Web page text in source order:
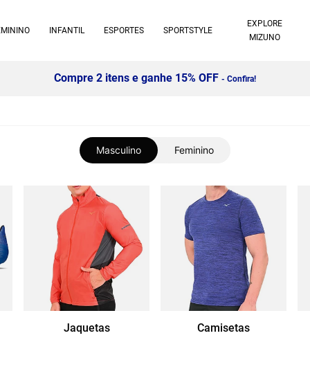
INFANTIL ESPORTES SPORTSTYLE
EXPLORE
MIZUNO
Compre 2 itens e ganhe 15% OFF - Confira!
Masculino Feminino
Jaquetas Camisetas